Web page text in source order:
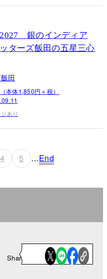
銀のインディア
ターズ飯田の五星三心
田
本体1,850円＋税）
あり
4 5 …End
Share